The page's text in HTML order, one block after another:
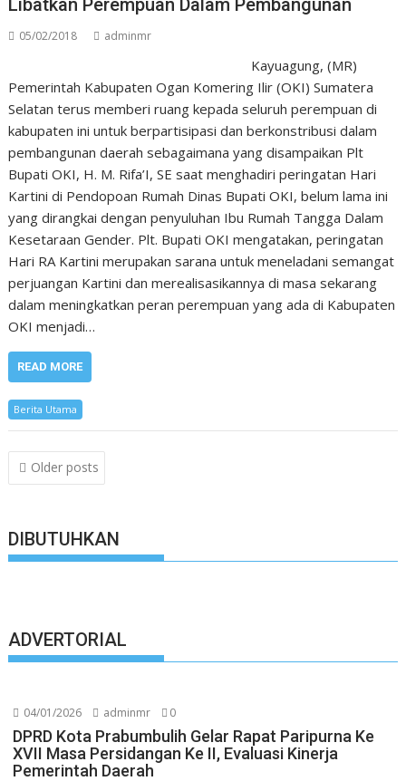
05/02/2018 adminmr
Kayuagung, (MR)
Pemerintah Kabupaten Ogan Komering Ilir (OKI) Sumatera
Selatan terus memberi ruang kepada seluruh perempuan di
kabupaten ini untuk berpartisipasi dan berkonstribusi dalam
pembangunan daerah sebagaimana yang disampaikan Plt
Bupati OKI, H. M. Rifa’I, SE saat menghadiri peringatan Hari
Kartini di Pendopoan Rumah Dinas Bupati OKI, belum lama ini
yang dirangkai dengan penyuluhan Ibu Rumah Tangga Dalam
Kesetaraan Gender. Plt. Bupati OKI mengatakan, peringatan
Hari RA Kartini merupakan sarana untuk meneladani semangat
perjuangan Kartini dan merealisasikannya di masa sekarang
dalam meningkatkan peran perempuan yang ada di Kabupaten
OKI menjadi…
READ MORE
Berita Utama
Posts
navigation
Older posts
DIBUTUHKAN
ADVERTORIAL
04/01/2026 adminmr 0
DPRD Kota Prabumbulih Gelar Rapat Paripurna Ke
XVII Masa Persidangan Ke II, Evaluasi Kinerja
Pemerintah Daerah